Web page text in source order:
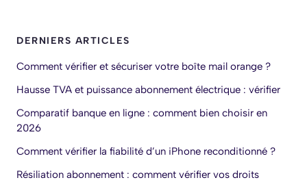
DERNIERS ARTICLES
Comment vérifier et sécuriser votre boîte mail orange ?
Hausse TVA et puissance abonnement électrique : vérifier
Comparatif banque en ligne : comment bien choisir en
2026
Comment vérifier la fiabilité d’un iPhone reconditionné ?
Résiliation abonnement : comment vérifier vos droits